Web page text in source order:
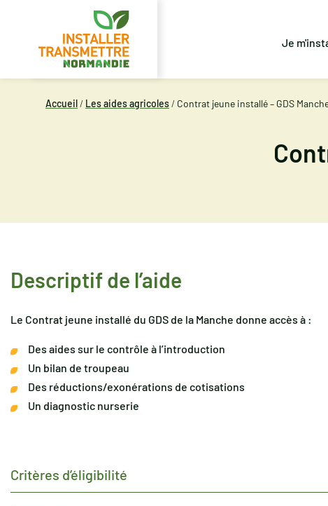
Je
Accueil/ Les aides agricoles/ Contrat jeune installé – GDS
Descriptif de l’aide
Le Contrat jeune installé du GDS de la Manche donne accès à :
Des aides sur le contrôle à l’introduction
Un bilan de troupeau
Des réductions/exonérations de cotisations
Un diagnostic nurserie
Critères d’éligibilité